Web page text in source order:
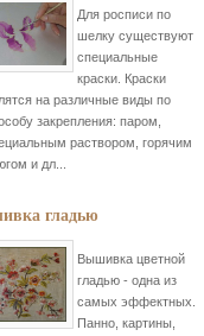
Для росписи по
шелку существуют
специальные
краски. Краски
на различные виды по
закрепления: паром,
раствором, горячим
и дл...
гладью
Вышивка цветной
гладью - одна из
самых эффектных.
Панно, картины,